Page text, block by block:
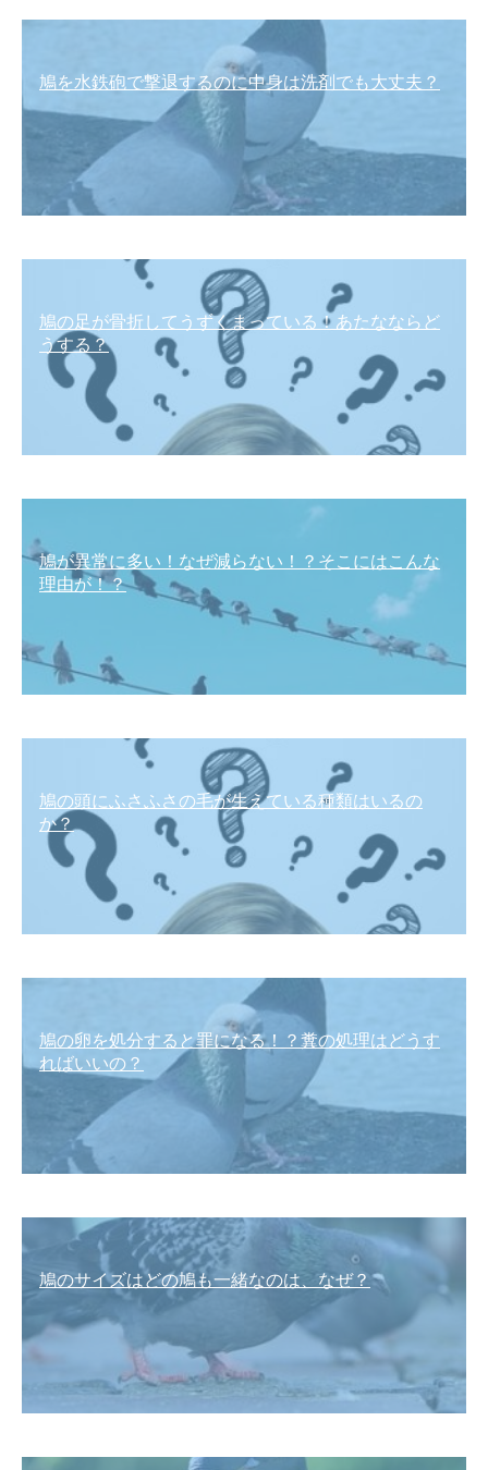
鳩を水鉄砲で撃退するのに中身は洗剤でも大丈夫？
鳩の足が骨折してうずくまっている！あたなならど
うする？
鳩が異常に多い！なぜ減らない！？そこにはこんな
理由が！？
鳩の頭にふさふさの毛が生えている種類はいるの
か？
鳩の卵を処分すると罪になる！？糞の処理はどうす
ればいいの？
鳩のサイズはどの鳩も一緒なのは、なぜ？